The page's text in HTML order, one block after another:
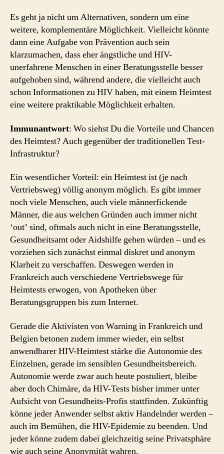
Es geht ja nicht um Alternativen, sondern um eine
weitere, komplementäre Möglichkeit. Vielleicht könnte
dann eine Aufgabe von Prävention auch sein
klarzumachen, dass eher ängstliche und HIV-
unerfahrene Menschen in einer Beratungsstelle besser
aufgehoben sind, während andere, die vielleicht auch
schon Informationen zu HIV haben, mit einem Heimtest
eine weitere praktikable Möglichkeit erhalten.
Immunantwort: Wo siehst Du die Vorteile und Chancen
des Heimtest? Auch gegenüber der traditionellen Test-
Infrastruktur?
Ein wesentlicher Vorteil: ein Heimtest ist (je nach
Vertriebsweg) völlig anonym möglich. Es gibt immer
noch viele Menschen, auch viele männerfickende
Männer, die aus welchen Gründen auch immer nicht
‘out’ sind, oftmals auch nicht in eine Beratungsstelle,
Gesundheitsamt oder Aidshilfe gehen würden – und es
vorziehen sich zunächst einmal diskret und anonym
Klarheit zu verschaffen. Deswegen werden in
Frankreich auch verschiedene Vertriebswege für
Heimtests erwogen, von Apotheken über
Beratungsgruppen bis zum Internet.
Gerade die Aktivisten von Warning in Frankreich und
Belgien betonen zudem immer wieder, ein selbst
anwendbarer HIV-Heimtest stärke die Autonomie des
Einzelnen, gerade im sensiblen Gesundheitsbereich.
Autonomie werde zwar auch heute postuliert, bleibe
aber doch Chimäre, da HIV-Tests bisher immer unter
Aufsicht von Gesundheits-Profis stattfinden. Zukünftig
könne jeder Anwender selbst aktiv Handelnder werden –
auch im Bemühen, die HIV-Epidemie zu beenden. Und
jeder könne zudem dabei gleichzeitig seine Privatsphäre
wie auch seine Anonymität wahren.